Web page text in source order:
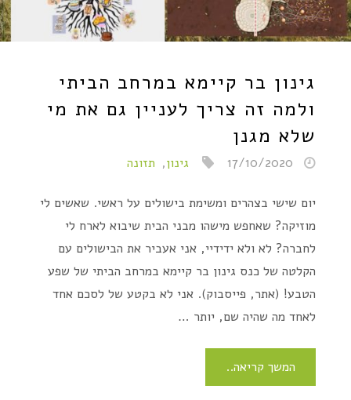
גינון בר קיימא במרחב הביתי
ולמה זה צריך לעניין גם את מי
שלא מגנן
17/10/2020 גינון, תזונה
יום שישי בצהרים ומשימת בישולים על ראשי. שאשים לי
מוזיקה? שאחפש מישהו מבני הבית שיבוא לארח לי
לחברה? לא ולא ידידיי, אני אעביר את הבישולים עם
הקלטה של כנס גינון בר קיימא במרחב הביתי של שפע
הטבע! (אתר, פייסבוק). אני לא בקטע של לסכם אחד
לאחד מה שהיה שם, יותר …
המשך קריאה..